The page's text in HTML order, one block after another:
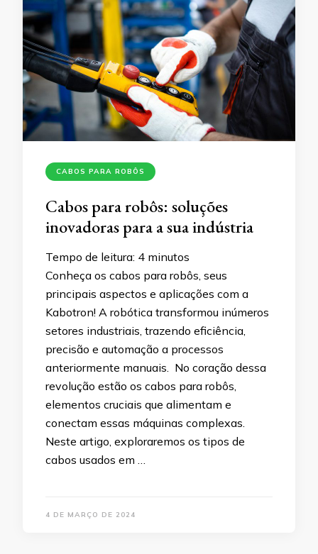
CABOS PARA ROBÔS
Cabos para robôs: soluções
inovadoras para a sua indústria
Tempo de leitura: 4 minutos
Conheça os cabos para robôs, seus
principais aspectos e aplicações com a
Kabotron! A robótica transformou inúmeros
setores industriais, trazendo eficiência,
precisão e automação a processos
anteriormente manuais. No coração dessa
revolução estão os cabos para robôs,
elementos cruciais que alimentam e
conectam essas máquinas complexas.
Neste artigo, exploraremos os tipos de
cabos usados em …
4 DE MARÇO DE 2024